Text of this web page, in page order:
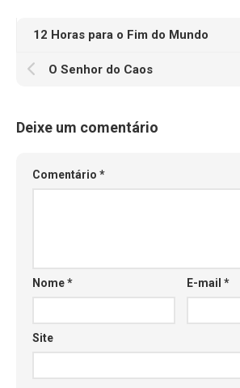
12 Horas para o Fim do Mundo
O Senhor do Caos
Deixe um comentário
Comentário *
Nome* E-mail*
Site